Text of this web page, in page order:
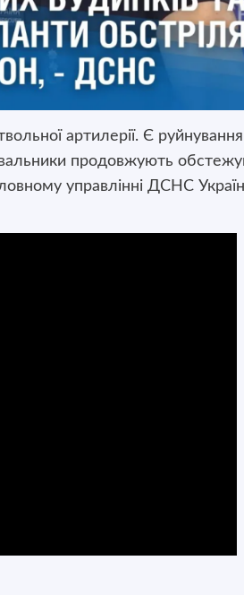
артилерії. Є
продовжують
управлінні ДСНС